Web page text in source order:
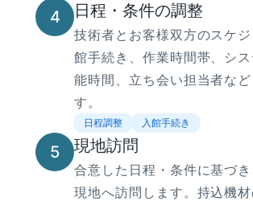
4 日程・条件の調整
技術者とお客様双方のスケ
館手続き、作業時間帯、シ
能時間、立ち会い担当者など
す。
日程調整 入館手続き
5 現地訪問
合意した日程・条件に基づ
現地へ訪問します。持込機